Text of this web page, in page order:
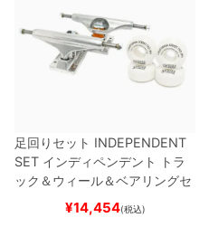
足回りセット INDEPENDENT
SET インディペンデント
トラ
ック＆ウィール＆ベアリングセ
（トリック用）
ード スケボー
¥14,454(税込)